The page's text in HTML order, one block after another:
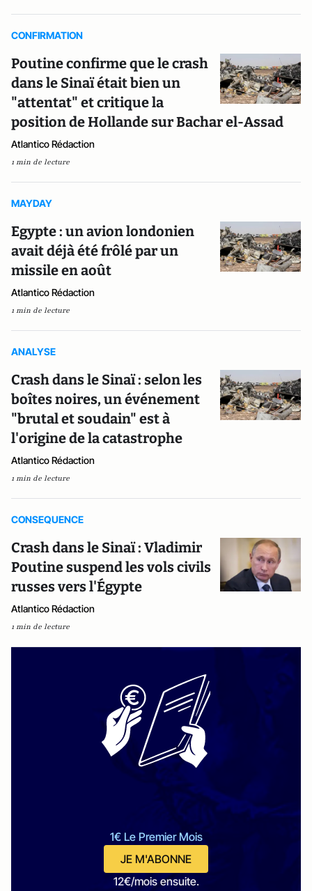
CONFIRMATION
Poutine confirme que le crash
dans le Sinaï était bien un
"attentat" et critique la
position de Hollande sur Bachar el-Assad
Atlantico Rédaction
1 min de lecture
MAYDAY
Egypte : un avion londonien
avait déjà été frôlé par un
missile en août
Atlantico Rédaction
1 min de lecture
ANALYSE
Crash dans le Sinaï : selon les
boîtes noires, un événement
"brutal et soudain" est à
l'origine de la catastrophe
Atlantico Rédaction
1 min de lecture
CONSEQUENCE
Crash dans le Sinaï : Vladimir
Poutine suspend les vols civils
russes vers l'Égypte
Atlantico Rédaction
1 min de lecture
1€ Le Premier Mois
JE M'ABONNE
12€/mois ensuite.